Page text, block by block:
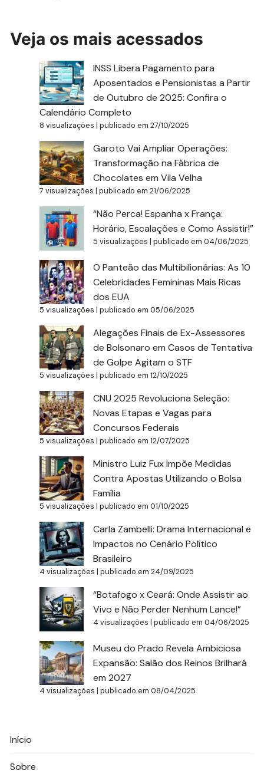
Veja os mais acessados
INSS Libera Pagamento para
Aposentados e Pensionistas a Partir
de Outubro de 2025: Confira o
Calendário Completo
8 visualizações |publicado em 27/10/2025
Garoto Vai Ampliar Operações:
Transformação na Fábrica de
Chocolates em Vila Velha
7 visualizações |publicado em 21/06/2025
“Não Perca! Espanha x França:
Horário, Escalações e Como Assistir!”
5 visualizações |publicado em 04/06/2025
O Panteão das Multibilionárias: As 10
Celebridades Femininas Mais Ricas
dos EUA
5 visualizações |publicado em 05/06/2025
Alegações Finais de Ex-Assessores
de Bolsonaro em Casos de Tentativa
de Golpe Agitam o STF
5 visualizações |publicado em 12/10/2025
CNU 2025 Revoluciona Seleção:
Novas Etapas e Vagas para
Concursos Federais
5 visualizações |publicado em 12/07/2025
Ministro Luiz Fux Impõe Medidas
Contra Apostas Utilizando o Bolsa
Família
5 visualizações |publicado em 01/10/2025
Carla Zambelli: Drama Internacional e
Impactos no Cenário Político
Brasileiro
4 visualizações |publicado em 24/09/2025
“Botafogo x Ceará: Onde Assistir ao
Vivo e Não Perder Nenhum Lance!”
4 visualizações |publicado em 04/06/2025
Museu do Prado Revela Ambiciosa
Expansão: Salão dos Reinos Brilhará
em 2027
4 visualizações |publicado em 08/04/2025
Início
Sobre